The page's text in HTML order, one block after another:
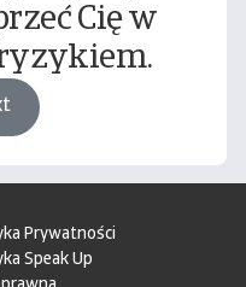
Cię w
Prywatności
Speak Up